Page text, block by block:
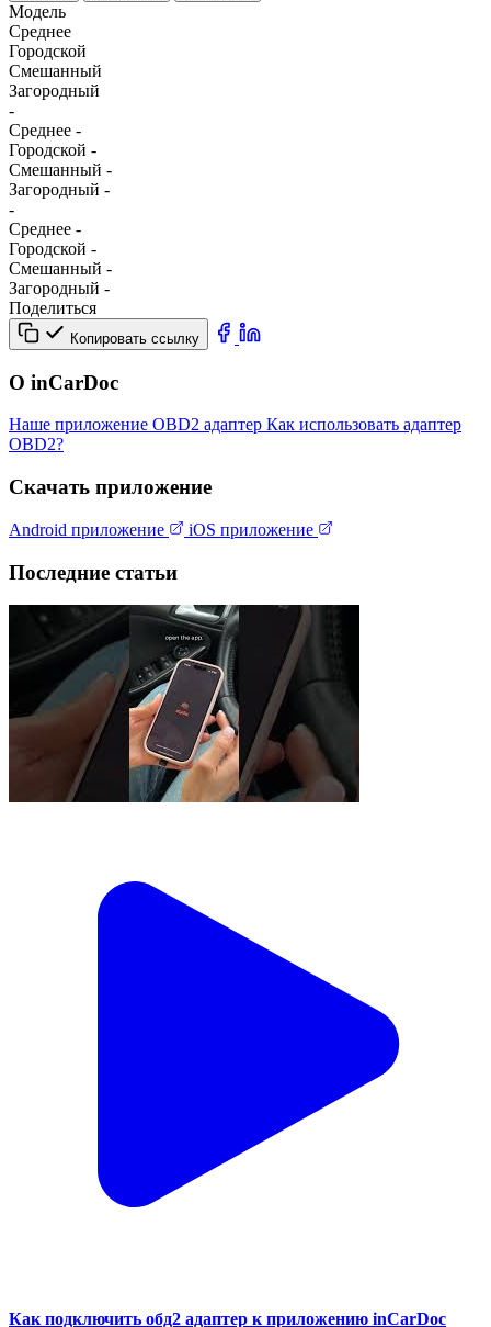
Модель
Среднее
Городской
Смешанный
Загородный
-
Среднее -
Городской -
Смешанный -
Загородный -
-
Среднее -
Городской -
Смешанный -
Загородный -
Поделиться
Копировать ссылку
О inCarDoc
Наше приложение OBD2 адаптер Как использовать адаптер
OBD2?
Скачать приложение
Android приложение iOS приложение
Последние статьи
Как подключить обд2 адаптер к приложению inCarDoc